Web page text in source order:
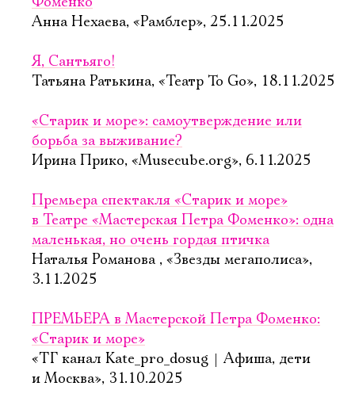
Анна Нехаева, «Рамблер», 25.11.2025
Я, Сантьяго!
Татьяна Ратькина, «Театр To Go», 18.11.2025
«Старик и море»: самоутверждение или
борьба за выживание?
Ирина Прико, «Musecube.org», 6.11.2025
Премьера спектакля «Старик и море»
в Театре «Мастерская Петра Фоменко»: одна
маленькая, но очень гордая птичка
Наталья Романова , «Звезды мегаполиса»,
3.11.2025
ПРЕМЬЕРА в Мастерской Петра Фоменко:
«Старик и море»
«ТГ канал Kate_pro_dosug | Афиша, дети
и Москва», 31.10.2025